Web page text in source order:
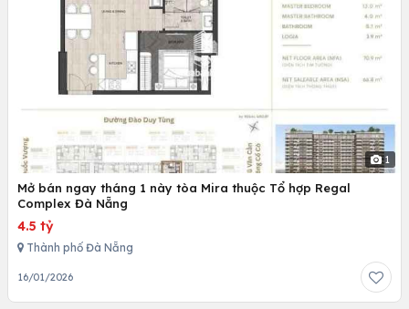
1
Mở bán ngay tháng 1 này tòa Mira thuộc Tổ hợp Regal
Complex Đà Nẵng
4.5 tỷ
Thành phố Đà Nẵng
16/01/2026